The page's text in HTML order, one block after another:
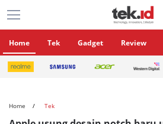
Home Tek Gadget Review
Home Tek